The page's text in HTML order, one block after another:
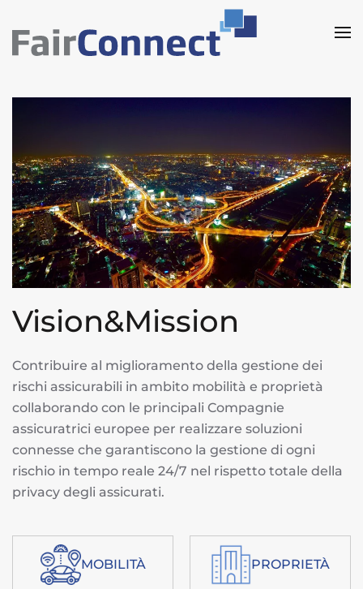
Skip to main content
Vision&Mission
Contribuire al miglioramento della gestione dei
rischi assicurabili in ambito mobilità e proprietà
collaborando con le principali Compagnie
assicuratrici europee per realizzare soluzioni
connesse che garantiscono la gestione di ogni
rischio in tempo reale 24/7 nel rispetto totale della
privacy degli assicurati.
MOBILITÀ PROPRIETÀ